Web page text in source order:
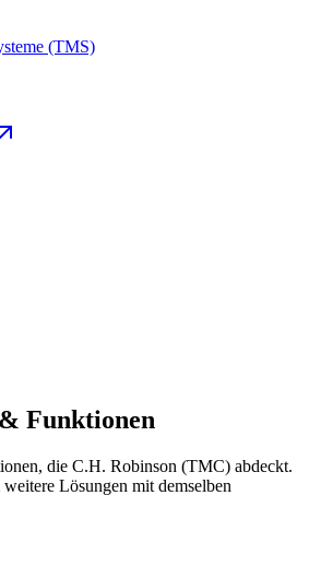
(TMS)
Funktionen
die C.H. Robinson (TMC) abdeckt.
Lösungen mit demselben